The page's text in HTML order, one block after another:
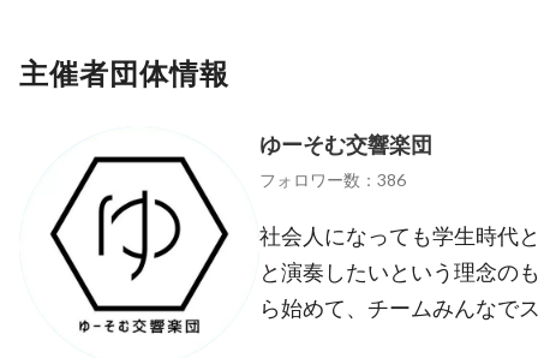
主催者団体情報
ゆーそむ交響楽団
フォロワー数：386
社会人になっても学生時代
と演奏したいという理念の
ら始めて、チームみんなで